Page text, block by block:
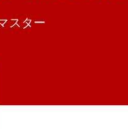
スター